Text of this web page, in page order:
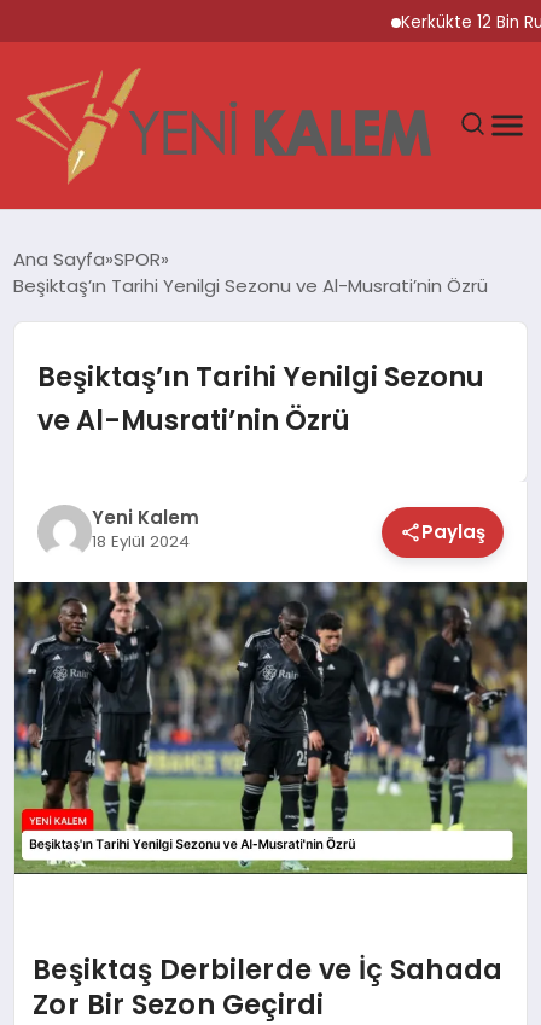
Kerkükte 12 Bin
SPOR
DÜNYA
EKONOMİ
TEKNOLOJİ
SAĞLIK
MAGAZİN
EĞİTİM
Ana Sayfa SPOR
Beşiktaş’ın Tarihi Yenilgi Sezonu ve Al-Musrati’nin Özrü
Beşiktaş’ın Tarihi Yenilgi Sezonu
ve Al-Musrati’nin Özrü
Yeni Kalem
18 Eylül 2024 Paylaş
Beşiktaş Derbilerde ve İç Sahada
Zor Bir Sezon Geçirdi